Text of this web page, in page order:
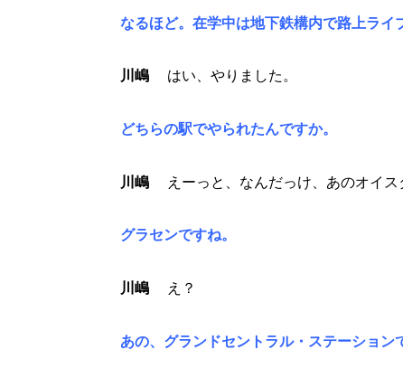
なるほど。在学中は地下鉄構内で路上ライ
川嶋 はい、やりました。
どちらの駅でやられたんですか。
川嶋 えーっと、なんだっけ、あのオイス
グラセンですね。
川嶋 え？
あの、グランドセントラル・ステーション